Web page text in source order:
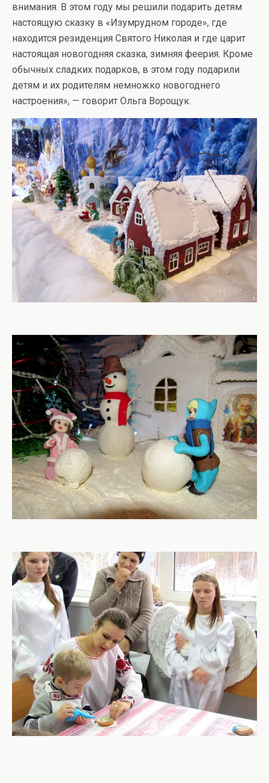
внимания. В этом году мы решили подарить детям
настоящую сказку в «Изумрудном городе», где
находится резиденция Святого Николая и где царит
настоящая новогодняя сказка, зимняя феерия. Кроме
обычных сладких подарков, в этом году подарили
детям и их родителям немножко новогоднего
настроения», — говорит Ольга Ворощук.